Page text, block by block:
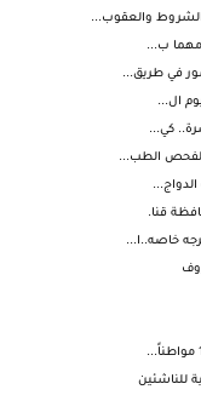
ب...
في طريق...
ال...
كي...
قنا.
خاصه..ا...
للناشئين